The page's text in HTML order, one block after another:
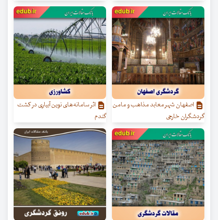
اصفهان شهر معابد مذاهب و مامن
گردشگران خارجی
اثر سامانه‌های نوین آبیاری در کشت
گندم